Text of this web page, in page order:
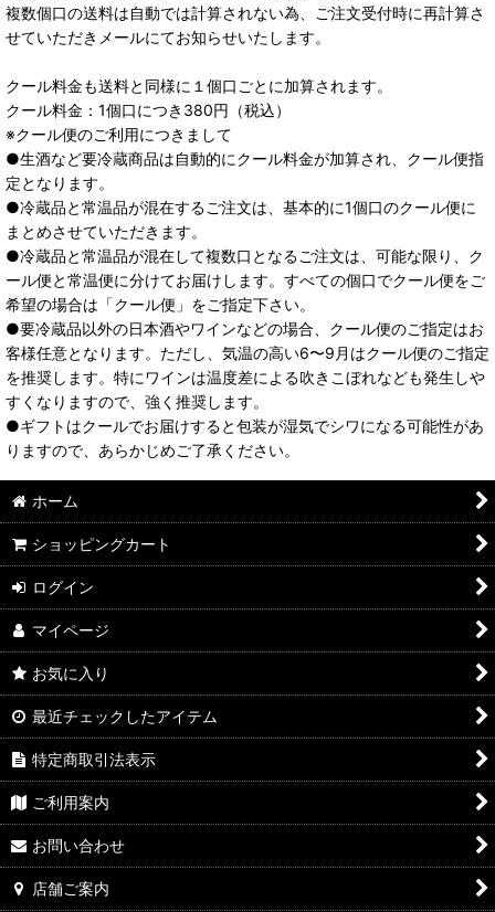
複数個口の送料は自動では計算されない為、ご注文受付時に再計算さ
せていただきメールにてお知らせいたします。
クール料金も送料と同様に１個口ごとに加算されます。
クール料金：1個口につき380円（税込）
※クール便のご利用につきまして
●生酒など要冷蔵商品は自動的にクール料金が加算され、クール便指
定となります。
●冷蔵品と常温品が混在するご注文は、基本的に1個口のクール便に
まとめさせていただきます。
●冷蔵品と常温品が混在して複数口となるご注文は、可能な限り、ク
ール便と常温便に分けてお届けします。すべての個口でクール便をご
希望の場合は「クール便」をご指定下さい。
●要冷蔵品以外の日本酒やワインなどの場合、クール便のご指定はお
客様任意となります。ただし、気温の高い6〜9月はクール便のご指定
を推奨します。特にワインは温度差による吹きこぼれなども発生しや
すくなりますので、強く推奨します。
●ギフトはクールでお届けすると包装が湿気でシワになる可能性があ
りますので、あらかじめご了承ください。
ホーム
ショッピングカート
ログイン
マイページ
お気に入り
最近チェックしたアイテム
特定商取引法表示
ご利用案内
お問い合わせ
店舗ご案内